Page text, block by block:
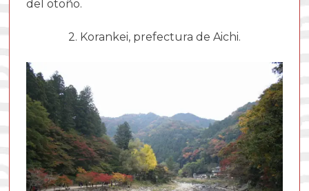
del otoño.
2. Korankei, prefectura de Aichi.